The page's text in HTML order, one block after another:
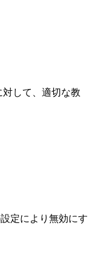
して、適切な教
定により無効にす